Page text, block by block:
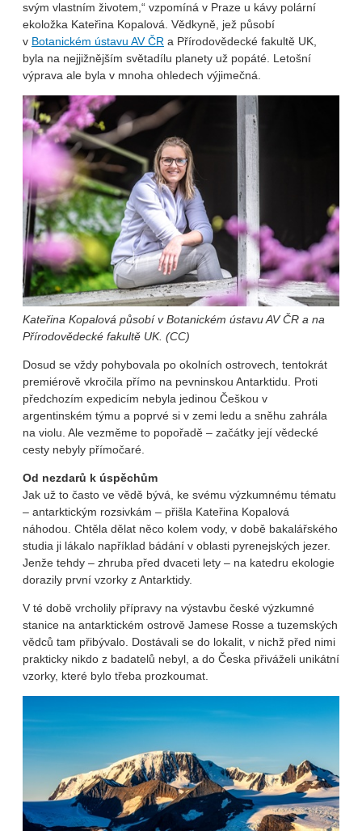
svým vlastním životem,“ vzpomíná v Praze u kávy polární
ekoložka Kateřina Kopalová. Vědkyně, jež působí
v Botanickém ústavu AV ČR a Přírodovědecké fakultě UK,
byla na nejjižnějším světadílu planety už popáté. Letošní
výprava ale byla v mnoha ohledech výjimečná.
Kateřina Kopalová působí v Botanickém ústavu AV ČR a na
Přírodovědecké fakultě UK. (CC)
Dosud se vždy pohybovala po okolních ostrovech, tentokrát
premiérově vkročila přímo na pevninskou Antarktidu. Proti
předchozím expedicím nebyla jedinou Češkou v
argentinském týmu a poprvé si v zemi ledu a sněhu zahrála
na violu. Ale vezměme to popořadě – začátky její vědecké
cesty nebyly přímočaré.
Od nezdarů k úspěchům
Jak už to často ve vědě bývá, ke svému výzkumnému tématu
– antarktickým rozsivkám – přišla Kateřina Kopalová
náhodou. Chtěla dělat něco kolem vody, v době bakalářského
studia ji lákalo například bádání v oblasti pyrenejských jezer.
Jenže tehdy – zhruba před dvaceti lety – na katedru ekologie
dorazily první vzorky z Antarktidy.
V té době vrcholily přípravy na výstavbu české výzkumné
stanice na antarktickém ostrově Jamese Rosse a tuzemských
vědců tam přibývalo. Dostávali se do lokalit, v nichž před nimi
prakticky nikdo z badatelů nebyl, a do Česka přiváželi unikátní
vzorky, které bylo třeba prozkoumat.